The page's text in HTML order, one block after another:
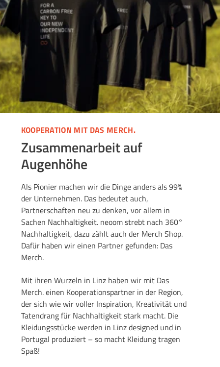
KOOPERATION MIT DAS MERCH.
Zusammenarbeit auf
Augenhöhe
Als Pionier machen wir die Dinge anders als 99%
der Unternehmen. Das bedeutet auch,
Partnerschaften neu zu denken, vor allem in
Sachen Nachhaltigkeit. neoom strebt nach 360°
Nachhaltigkeit, dazu zählt auch der Merch Shop.
Dafür haben wir einen Partner gefunden: Das
Merch.
Mit ihren Wurzeln in Linz haben wir mit Das
Merch.einen Kooperationspartner in der Region,
der sich wie wir voller Inspiration, Kreativität und
Tatendrang für Nachhaltigkeit stark macht. Die
Kleidungsstücke werden in Linz designed und in
Portugal produziert – so macht Kleidung tragen
Spaß!